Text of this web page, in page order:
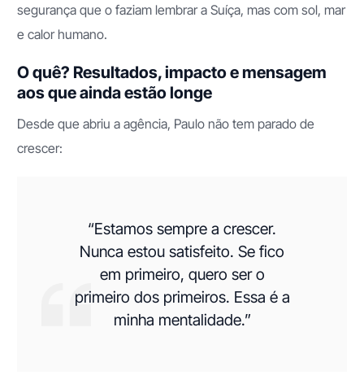
segurança que o faziam lembrar a Suíça, mas com sol, mar
e calor humano.
O quê? Resultados, impacto e mensagem
aos que ainda estão longe
Desde que abriu a agência, Paulo não tem parado de
crescer:
“Estamos sempre a crescer.
Nunca estou satisfeito. Se fico
em primeiro, quero ser o
primeiro dos primeiros. Essa é a
minha mentalidade.”